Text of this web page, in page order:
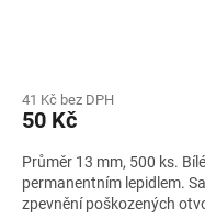
41 Kč bez DPH
50 Kč
Průměr 13 mm, 500 ks.
permanentním lepidlem.
zpevnění poškozených